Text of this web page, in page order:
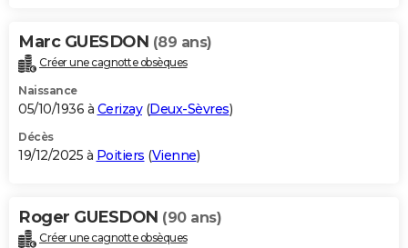
Marc GUESDON (89 ans)
Créer une cagnotte obsèques
Naissance
05/10/1936 à Cerizay(Deux-Sèvres)
Décès
19/12/2025 à Poitiers (Vienne)
Roger GUESDON (90 ans)
Créer une cagnotte obsèques